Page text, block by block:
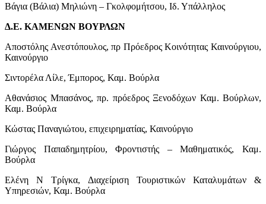
Βάγια (Βάλια) Μηλιώνη – Γκολφομήτσου, Ιδ. Υπάλληλος
Δ.Ε. ΚΑΜΕΝΩΝ ΒΟΥΡΛΩΝ
Αποστόλης Ανεστόπουλος, πρ Πρόεδρος Κοινότητας Καινούργιου,
Καινούργιο
Σιντορέλα Λίλε, Έμπορος, Καμ. Βούρλα
Αθανάσιος Μπασάνος, πρ. πρόεδρος Ξενοδόχων Καμ. Βούρλων,
Καμ. Βούρλα
Κώστας Παναγιώτου, επιχειρηματίας, Καινούργιο
Γιώργος Παπαδημητρίου, Φροντιστής – Μαθηματικός, Καμ.
Βούρλα
Ελένη Ν Τρίγκα, Διαχείριση Τουριστικών Καταλυμάτων &
Υπηρεσιών, Καμ. Βούρλα